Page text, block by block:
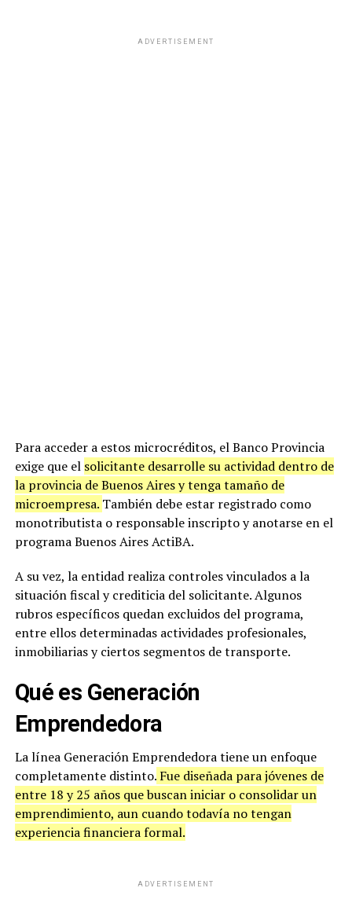
ADVERTISEMENT
Para acceder a estos microcréditos, el Banco Provincia
exige que el solicitante desarrolle su actividad dentro de
la provincia de Buenos Aires y tenga tamaño de
microempresa. También debe estar registrado como
monotributista o responsable inscripto y anotarse en el
programa Buenos Aires ActiBA.
A su vez, la entidad realiza controles vinculados a la
situación fiscal y crediticia del solicitante. Algunos
rubros específicos quedan excluidos del programa,
entre ellos determinadas actividades profesionales,
inmobiliarias y ciertos segmentos de transporte.
Qué es Generación
Emprendedora
La línea Generación Emprendedora tiene un enfoque
completamente distinto.Fue diseñada para jóvenes de
entre 18 y 25 años que buscan iniciar o consolidar un
emprendimiento, aun cuando todavía no tengan
experiencia financiera formal.
ADVERTISEMENT